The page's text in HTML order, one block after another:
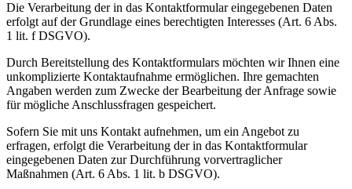
Die Verarbeitung der in das Kontaktformular eingegebenen Daten
erfolgt auf der Grundlage eines berechtigten Interesses (Art. 6 Abs.
1 lit. f DSGVO).
Durch Bereitstellung des Kontaktformulars möchten wir Ihnen eine
unkomplizierte Kontaktaufnahme ermöglichen. Ihre gemachten
Angaben werden zum Zwecke der Bearbeitung der Anfrage sowie
für mögliche Anschlussfragen gespeichert.
Sofern Sie mit uns Kontakt aufnehmen, um ein Angebot zu
erfragen, erfolgt die Verarbeitung der in das Kontaktformular
eingegebenen Daten zur Durchführung vorvertraglicher
Maßnahmen (Art. 6 Abs. 1 lit. b DSGVO).